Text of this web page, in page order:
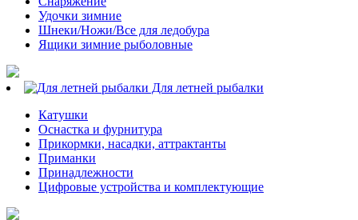
Удочки зимние
Шнеки/Ножи/Все для ледобура
Ящики зимние рыболовные
Для летней рыбалки
Катушки
Оснастка и фурнитура
Прикормки, насадки, аттрактанты
Приманки
Принадлежности
Цифровые устройства и комплектующие